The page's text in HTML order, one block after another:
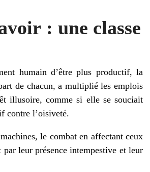
: une classe
humain d’être plus productif, la
de chacun, a multiplié les emplois
illusoire, comme si elle se souciait
contre l’oisiveté.
le combat en affectant ceux
leur présence intempestive et leur